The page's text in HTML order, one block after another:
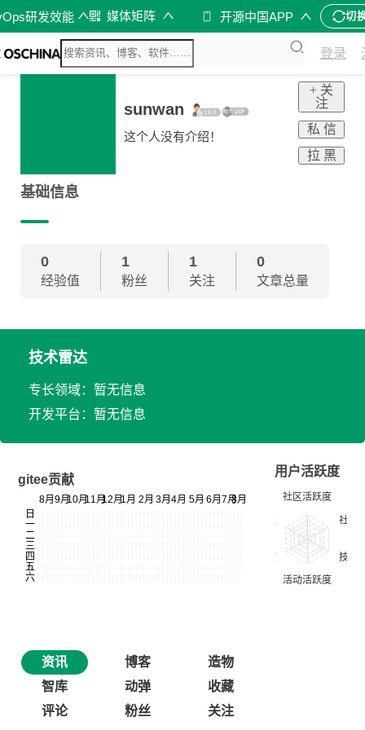
研发效能 媒体矩阵 开源中国APP 切
登录
sunwan
这个人没有介绍！
+ 关
注
私 信
拉 黑
基础信息
0
经验值
1
粉丝
1
关注
0
文章总量
技术雷达
专长领域：暂无信息
开发平台：暂无信息
gitee贡献
用户活跃度
资讯 博客
造物
智库
动弹
收藏
评论
粉丝 关注